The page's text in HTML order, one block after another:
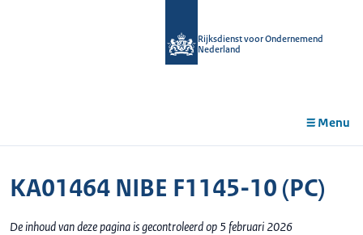
Rijksdienst voor Ondernemend
Nederland
Menu
KA01464 NIBE F1145-10 (PC)
De inhoud van deze pagina is gecontroleerd op 5 februari 2026